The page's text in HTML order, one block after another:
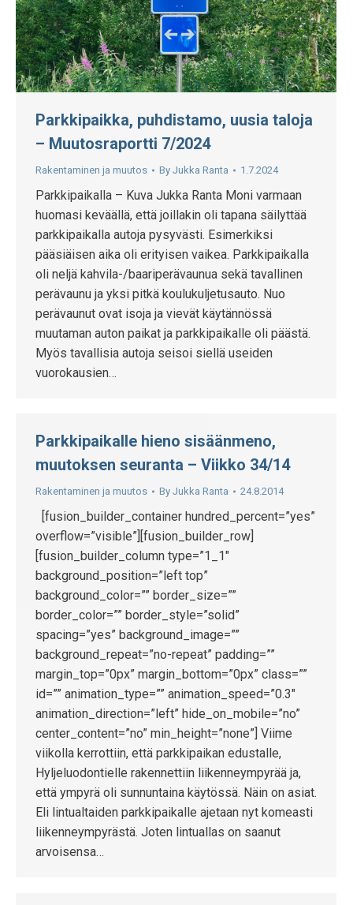
Parkkipaikka, puhdistamo, uusia taloja
– Muutosraportti 7/2024
Rakentaminen ja muutos By Jukka Ranta 1.7.2024
Parkkipaikalla – Kuva Jukka Ranta Moni varmaan
huomasi keväällä, että joillakin oli tapana säilyttää
parkkipaikalla autoja pysyvästi. Esimerkiksi
pääsiäisen aika oli erityisen vaikea. Parkkipaikalla
oli neljä kahvila-/baariperävaunua sekä tavallinen
perävaunu ja yksi pitkä koulukuljetusauto. Nuo
perävaunut ovat isoja ja vievät käytännössä
muutaman auton paikat ja parkkipaikalle oli päästä.
Myös tavallisia autoja seisoi siellä useiden
vuorokausien…
Parkkipaikalle hieno sisäänmeno,
muutoksen seuranta – Viikko 34/14
Rakentaminen ja muutos By Jukka Ranta 24.8.2014
[fusion_builder_container hundred_percent=”yes”
overflow=”visible”][fusion_builder_row]
[fusion_builder_column type=”1_1″
background_position=”left top”
background_color=”” border_size=””
border_color=”” border_style=”solid”
spacing=”yes” background_image=””
background_repeat=”no-repeat” padding=””
margin_top=”0px” margin_bottom=”0px” class=””
id=”” animation_type=”” animation_speed=”0.3″
animation_direction=”left” hide_on_mobile=”no”
center_content=”no” min_height=”none”] Viime
viikolla kerrottiin, että parkkipaikan edustalle,
Hyljeluodontielle rakennettiin liikenneympyrää ja,
että ympyrä oli sunnuntaina käytössä. Näin on asiat.
Eli lintualtaiden parkkipaikalle ajetaan nyt komeasti
liikenneympyrästä. Joten lintuallas on saanut
arvoisensa…